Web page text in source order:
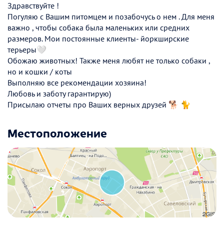
Здравствуйте !
Погуляю с Вашим питомцем и позабочусь о нем . Для меня
важно , чтобы собака была маленьких или средних
размеров. Мои постоянные клиенты- йоркширские
терьеры🤍
Обожаю животных! Также меня любят не только собаки ,
но и кошки / коты
Выполняю все рекомендации хозяина!
Любовь и заботу гарантирую)
Присылаю отчеты про Ваших верных друзей 🐕 🐈
Местоположение